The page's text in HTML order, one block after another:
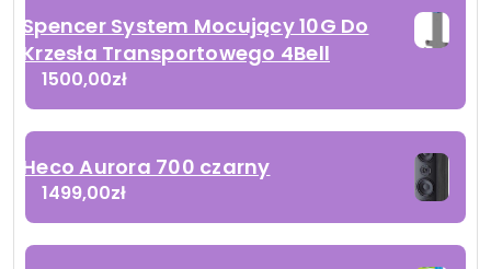
Spencer System Mocujący 10G Do
Krzesła Transportowego 4Bell
1500,00zł
Heco Aurora 700 czarny
1499,00zł